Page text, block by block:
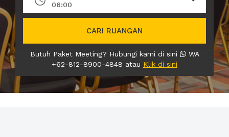
06:00
CARI RUANGAN
Butuh Paket Meeting? Hubungi kami di sini
WA
+62-812-8900-4848 atau Klik di sini